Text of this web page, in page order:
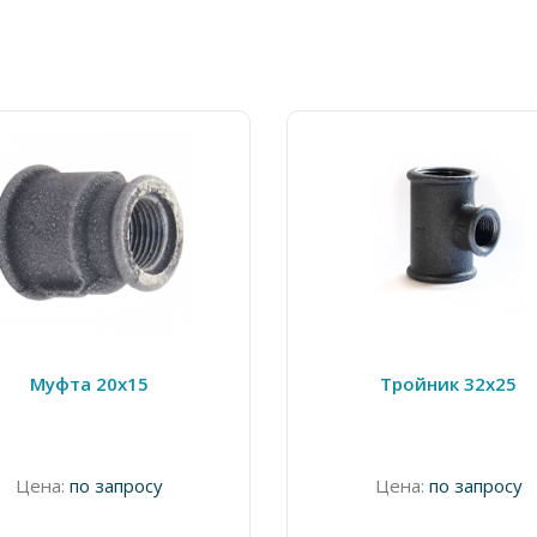
Муфта 20х15
Цена: по запросу
Тройник 32х25
Цена: по запросу